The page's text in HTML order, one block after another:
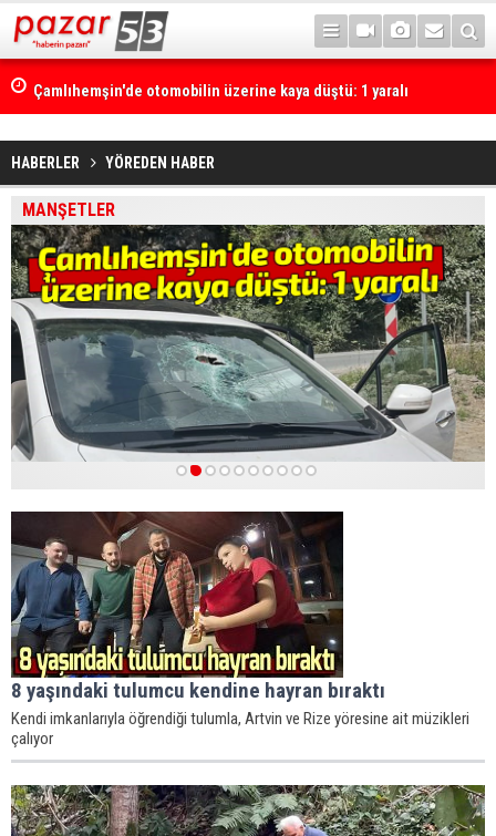
Çamlıhemşin'de otomobilin üzerine kaya düştü: 1 yaralı
HABERLER YÖREDEN HABER
MANŞETLER
8 yaşındaki tulumcu kendine hayran bıraktı
Kendi imkanlarıyla öğrendiği tulumla, Artvin ve Rize yöresine ait müzikleri
çalıyor